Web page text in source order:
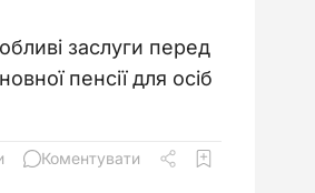
заслуги перед
пенсії для осіб
Коментувати